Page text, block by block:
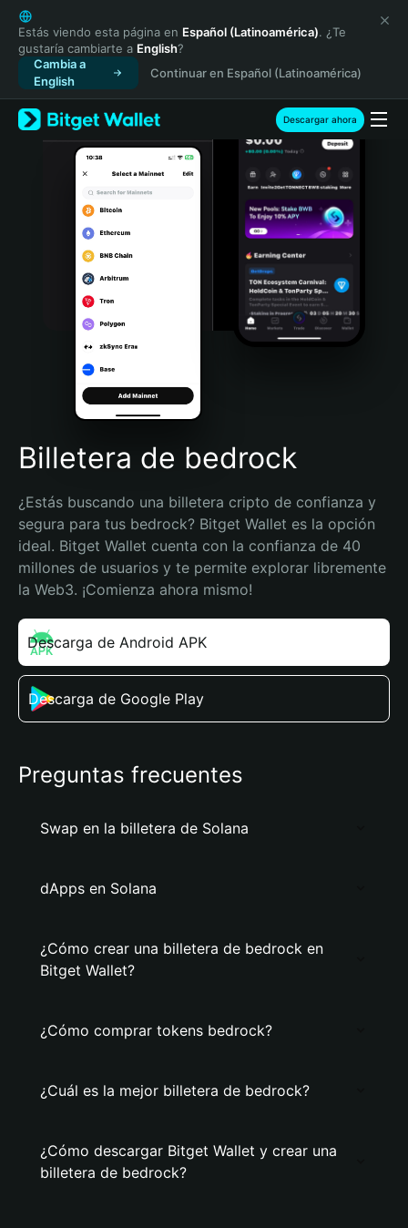
English
日本語
Tiếng Việt
Русский
Español (Latinoamérica)
Türkçe
Italiano
Português (Portugal)
Bahasa Indonesia
Português (Brasil)
Español (Argentina)
Estás viendo esta página en Español (Latinoamérica). ¿Te
gustaría cambiarte a English?
Cambia a
English
Continuar en Español (Latinoamérica)
Descargar ahora
Billetera de bedrock
¿Estás buscando una billetera cripto de confianza y
segura para tus bedrock? Bitget Wallet es la opción
ideal. Bitget Wallet cuenta con la confianza de 40
millones de usuarios y te permite explorar libremente
la Web3. ¡Comienza ahora mismo!
Descarga de Android APK
Descarga de Google Play
Preguntas frecuentes
Swap en la billetera de Solana
dApps en Solana
¿Cómo crear una billetera de bedrock en
Bitget Wallet?
¿Cómo comprar tokens bedrock?
¿Cuál es la mejor billetera de bedrock?
¿Cómo descargar Bitget Wallet y crear una
billetera de bedrock?